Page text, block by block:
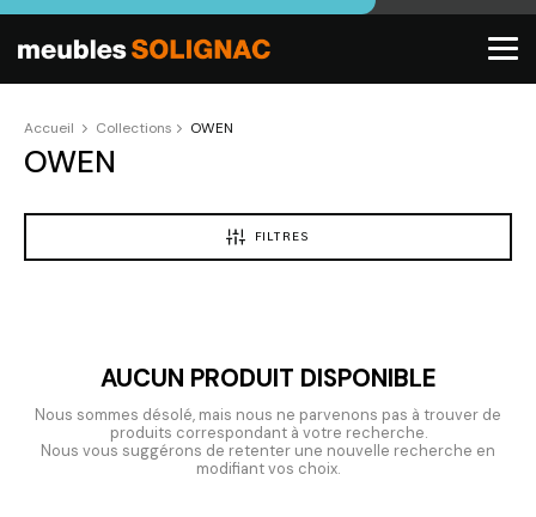
Accueil Collections OWEN
OWEN
FILTRES
AUCUN PRODUIT DISPONIBLE
Nous sommes désolé, mais nous ne parvenons pas à trouver de
produits correspondant à votre recherche.
Nous vous suggérons de retenter une nouvelle recherche en
modifiant vos choix.